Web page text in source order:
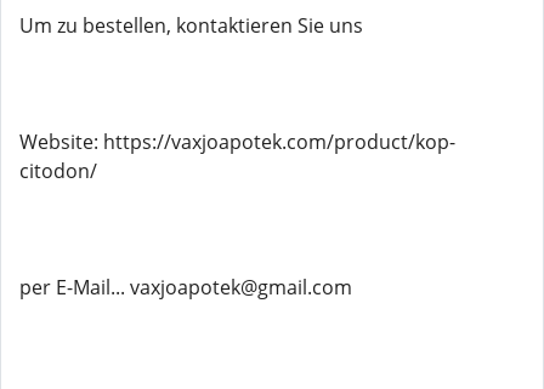
Um zu bestellen, kontaktieren Sie uns
Website: https://vaxjoapotek.com/product/kop-
citodon/
per E-Mail... vaxjoapotek@gmail.com